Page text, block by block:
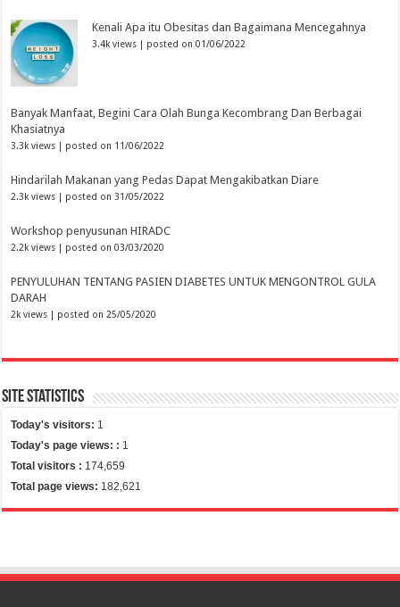
Kenali Apa itu Obesitas dan Bagaimana Mencegahnya
3.4k views posted on 01/06/2022
Banyak Manfaat, Begini Cara Olah Bunga Kecombrang Dan Berbagai
Khasiatnya
3.3k views posted on 11/06/2022
Hindarilah Makanan yang Pedas Dapat Mengakibatkan Diare
2.3k views posted on 31/05/2022
Workshop penyusunan HIRADC
2.2k views posted on 03/03/2020
PENYULUHAN TENTANG PASIEN DIABETES UNTUK MENGONTROL GULA
DARAH
2k views posted on 25/05/2020
Site Statistics
Today's visitors: 1
Today's page views: : 1
Total visitors : 174,659
Total page views: 182,621